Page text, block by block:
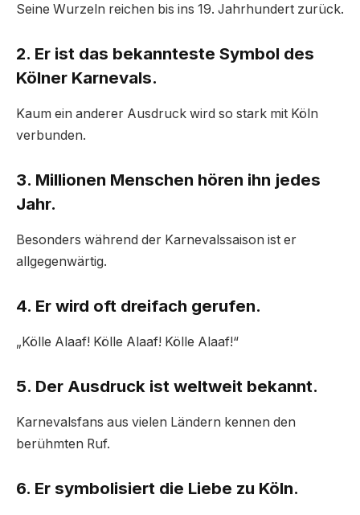
Seine Wurzeln reichen bis ins 19. Jahrhundert zurück.
2. Er ist das bekannteste Symbol des
Kölner Karnevals.
Kaum ein anderer Ausdruck wird so stark mit Köln
verbunden.
3. Millionen Menschen hören ihn jedes
Jahr.
Besonders während der Karnevalssaison ist er
allgegenwärtig.
4. Er wird oft dreifach gerufen.
„Kölle Alaaf! Kölle Alaaf! Kölle Alaaf!“
5. Der Ausdruck ist weltweit bekannt.
Karnevalsfans aus vielen Ländern kennen den
berühmten Ruf.
6. Er symbolisiert die Liebe zu Köln.